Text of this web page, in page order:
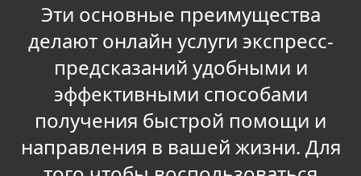
Эти основные преимущества
делают онлайн услуги экспресс-
предсказаний удобными и
эффективными способами
получения быстрой помощи и
направления в вашей жизни. Для